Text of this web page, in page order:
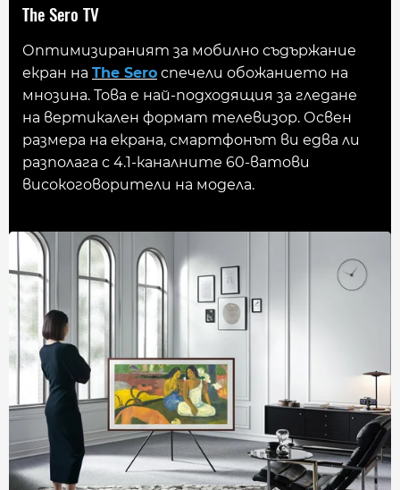
The Sero TV
Оптимизираният за мобилно съдържание
екран на The Sero спечели обожанието на
мнозина. Това е най-подходящия за гледане
на вертикален формат телевизор. Освен
размера на екрана, смартфонът ви едва ли
разполага с 4.1-каналните 60-ватови
високоговорители на модела.